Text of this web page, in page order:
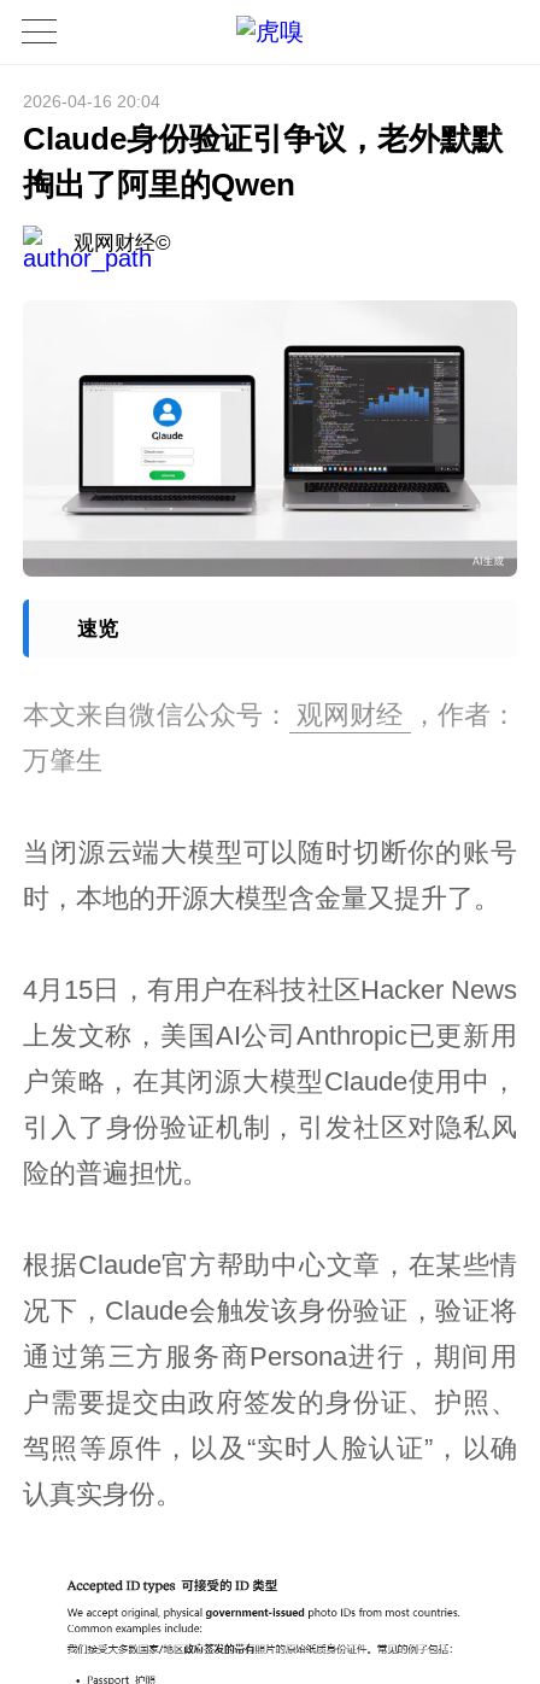
2026-04-16 20:04
Claude身份验证引争议，老外默默
掏出了阿里的Qwen
观网财经©
速览
本文来自微信公众号： 观网财经
，作者：
万肇生
当闭源云端大模型可以随时切断你的账号
时，本地的开源大模型含金量又提升了。
4月15日，有用户在科技社区Hacker News
上发文称，美国AI公司Anthropic已更新用
户策略，在其闭源大模型Claude使用中，
引入了身份验证机制，引发社区对隐私风
险的普遍担忧。
根据Claude官方帮助中心文章，在某些情
况下，Claude会触发该身份验证，验证将
通过第三方服务商Persona进行，期间用
户需要提交由政府签发的身份证、护照、
驾照等原件，以及“实时人脸认证”，以确
认真实身份。